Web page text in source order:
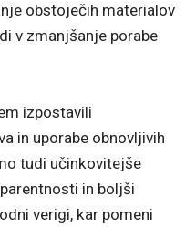
obstoječih materialov
v zmanjšanje porabe
izpostavili
in uporabe obnovljivih
tudi učinkovitejše
in boljši
verigi, kar pomeni